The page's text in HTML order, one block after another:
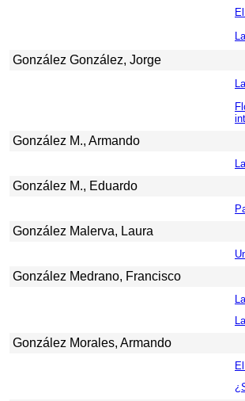
El
González González, Jorge
González M., Armando
González M., Eduardo
González Malerva, Laura
González Medrano, Francisco
González Morales, Armando